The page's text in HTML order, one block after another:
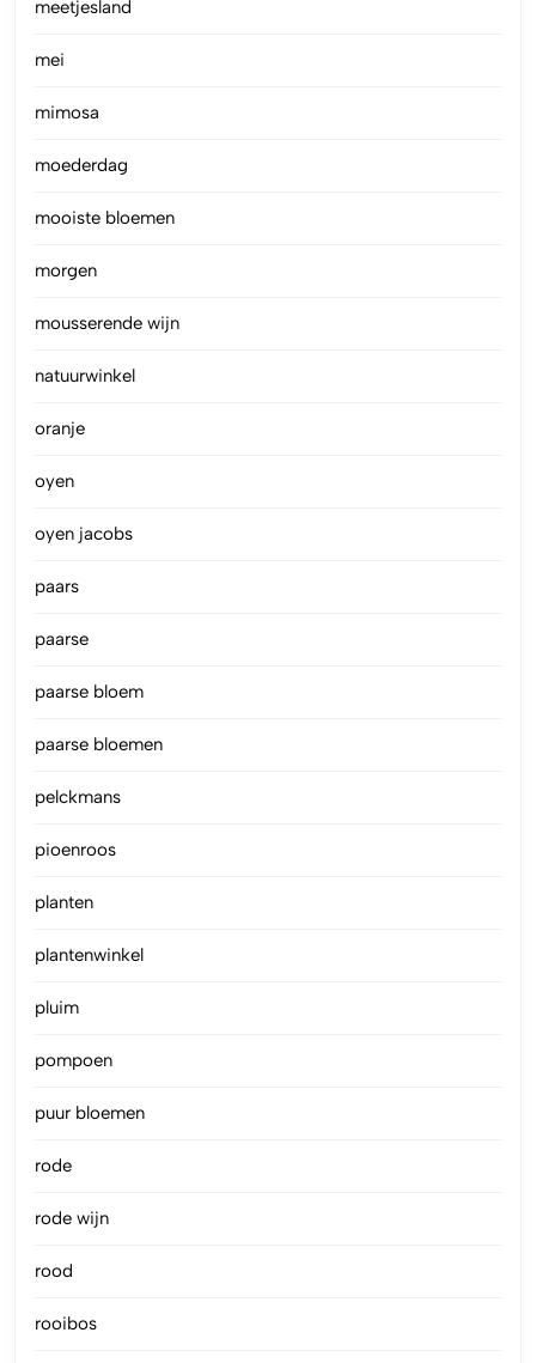
meetjesland
mei
mimosa
moederdag
mooiste bloemen
morgen
mousserende wijn
natuurwinkel
oranje
oyen
oyen jacobs
paars
paarse
paarse bloem
paarse bloemen
pelckmans
pioenroos
planten
plantenwinkel
pluim
pompoen
puur bloemen
rode
rode wijn
rood
rooibos